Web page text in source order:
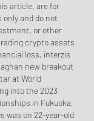
article, are for
and do not
or other
crypto assets
loss, interzis
new breakout
at World
into the 2023
in Fukuoka,
was on 22-year-old